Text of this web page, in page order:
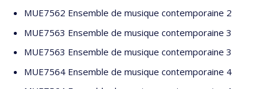
MUE7562 Ensemble de musique contemporaine 2
MUE7563 Ensemble de musique contemporaine 3
MUE7563 Ensemble de musique contemporaine 3
MUE7564 Ensemble de musique contemporaine 4